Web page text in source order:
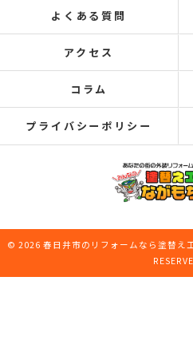
よくある質問
アクセス
コラム
プライバシーポリシー
© 2026 春日井市のリフォームなら塗替え